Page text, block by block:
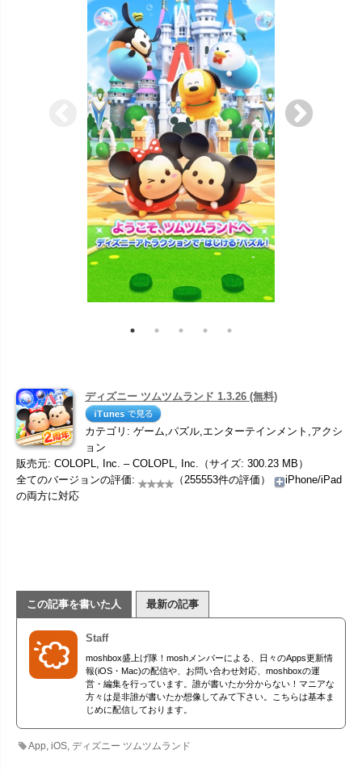
ディズニー ツムツムランド 1.3.26 (無料)
カテゴリ: ゲーム,パズル,エンターテインメント,アクシ
ョン
販売元: COLOPL, Inc. – COLOPL, Inc.（サイズ: 300.23 MB）
全てのバージョンの評価:
（255553件の評価）
iPhone/iPad
の両方に対応
この記事を書いた人 最新の記事
Staff
moshbox盛上げ隊！moshメンバーによる、日々のApps更新情
報(iOS・Mac)の配信や、お問い合わせ対応、moshboxの運
営・編集を行っています。誰が書いたか分からない！マニアな
方々は是非誰が書いたか想像してみて下さい。こちらは基本ま
じめに配信しております。
App ,iOS ,ディズニー ツムツムランド